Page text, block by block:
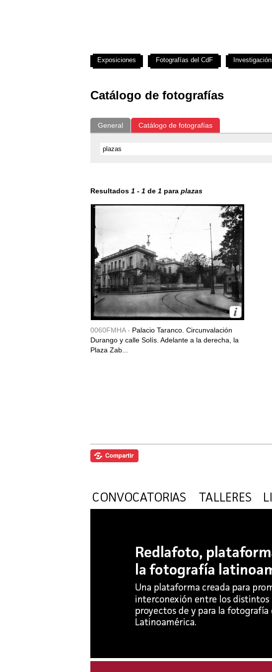
Catálogo de fotografías
General Catálogo de fotografías
Resultados 1 - 1 de 1 para plazas
0060FMHA - Palacio Taranco. Circunvalación
Durango y calle Solís. Adelante a la derecha, la
Plaza Zab...
Exposiciones Fotografías del CdF Investigación